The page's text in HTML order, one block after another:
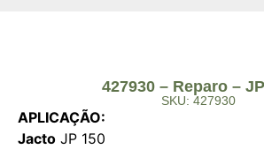
427930 – Reparo –
SKU: 427930
APLICAÇÃO:
Jacto JP 150